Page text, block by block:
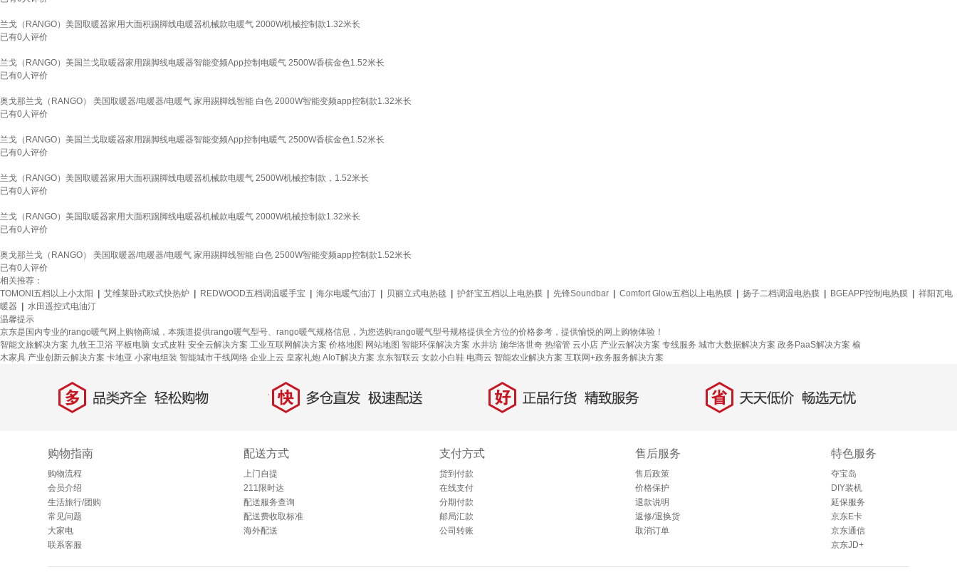
兰戈（RANGO）美国取暖器家用大面积踢脚线电暖器机械款电暖气 2000W机械控制款1.32米长
已有0人评价
兰戈（RANGO）美国兰戈取暖器家用踢脚线电暖器智能变频App控制电暖气 2500W香槟金色1.52米长
已有0人评价
奥戈那兰戈（RANGO） 美国取暖器/电暖器/电暖气 家用踢脚线智能 白色 2000W智能变频app控制款1.32米长
已有0人评价
兰戈（RANGO）美国兰戈取暖器家用踢脚线电暖器智能变频App控制电暖气 2500W香槟金色1.52米长
已有0人评价
兰戈（RANGO）美国取暖器家用大面积踢脚线电暖器机械款电暖气 2500W机械控制款，1.52米长
已有0人评价
兰戈（RANGO）美国取暖器家用大面积踢脚线电暖器机械款电暖气 2000W机械控制款1.32米长
已有0人评价
奥戈那兰戈（RANGO） 美国取暖器/电暖器/电暖气 家用踢脚线智能 白色 2500W智能变频app控制款1.52米长
已有0人评价
相关推荐：
TOMONI五档以上小太阳
艾维莱卧式欧式快热炉 REDWOOD五档调温暖手宝 海尔电暖气油汀 贝丽立式电热毯 护舒宝五档以上电热膜 先锋Soundbar Comfort Glow五档以上电热膜 扬子二档调温电热膜 BGEAPP控制电热膜
祥阳瓦电
暖器
水田遥控式电油汀
温馨提示
京东是国内专业的rango暖气网上购物商城，本频道提供rango暖气型号、rango暖气规格信息，为您选购rango暖气型号规格提供全方位的价格参考，提供愉悦的网上购物体验！
智能文旅解决方案 九牧王卫浴 平板电脑 女式皮鞋 安全云解决方案 工业互联网解决方案 价格地图 网站地图 智能环保解决方案 水井坊 施华洛世奇 热缩管 云小店 产业云解决方案 专线服务 城市大数据解决方案 政务PaaS解决方案 榆
木家具 产业创新云解决方案 卡地亚 小家电组装 智能城市干线网络 企业上云 皇家礼炮 AIoT解决方案 京东智联云 女款小白鞋 电商云 智能农业解决方案 互联网+政务服务解决方案
多 品类齐全，轻松购物 快 多仓直发，极速配送 好 正品行货，精致服务 省 天天低价，畅选无忧
购物指南
购物流程
会员介绍
生活旅行/团购
常见问题
大家电
联系客服
配送方式
上门自提
211限时达
配送服务查询
配送费收取标准
海外配送
支付方式
货到付款
在线支付
分期付款
邮局汇款
公司转账
售后服务
售后政策
价格保护
退款说明
返修/退换货
取消订单
特色服务
夺宝岛
DIY装机
延保服务
京东E卡
京东通信
京东JD+